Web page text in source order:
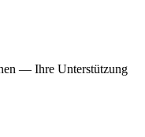
— Ihre Unterstützung